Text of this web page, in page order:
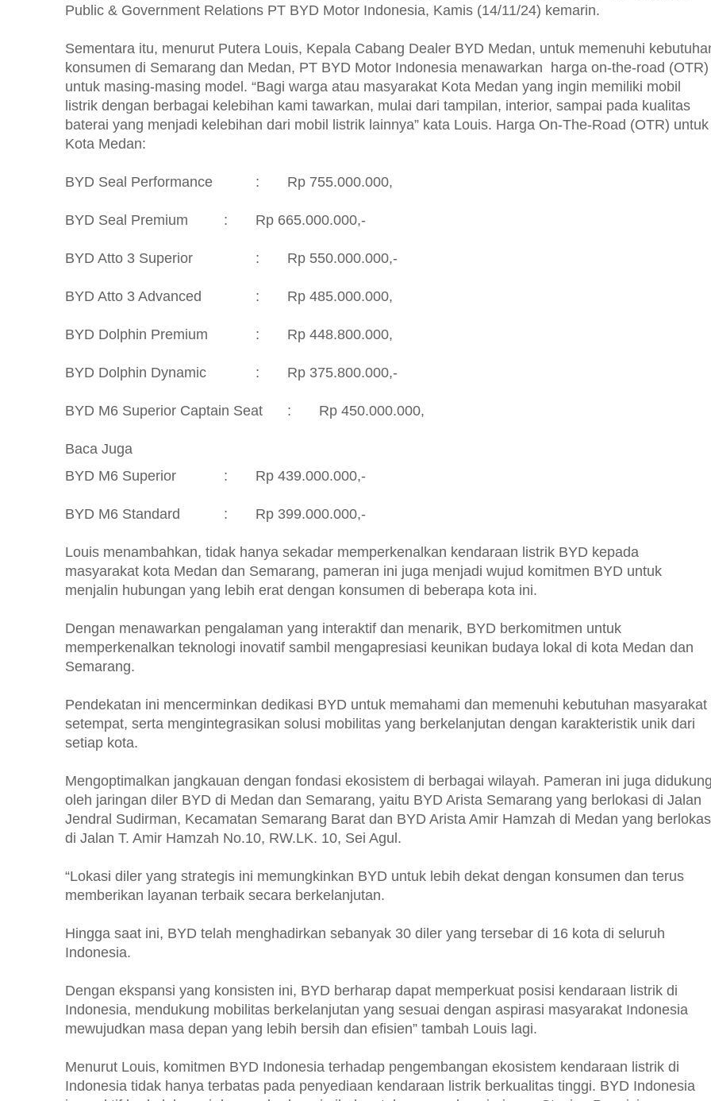
Public & Government Relations PT BYD Motor Indonesia, Kamis (14/11/24) kemarin.
Sementara itu, menurut Putera Louis, Kepala Cabang Dealer BYD Medan, untuk memenuhi
konsumen di Semarang dan Medan, PT BYD Motor Indonesia menawarkan harga on-the-road (OTR)
untuk masing-masing model. “Bagi warga atau masyarakat Kota Medan yang ingin memiliki mobil
listrik dengan berbagai kelebihan kami tawarkan, mulai dari tampilan, interior, sampai pada kualitas
baterai yang menjadi kelebihan dari mobil listrik lainnya” kata Louis. Harga On-The-Road (OTR) untuk
Kota Medan:
BYD Seal Performance : Rp 755.000.000,
BYD Seal Premium : Rp 665.000.000,-
BYD Atto 3 Superior : Rp 550.000.000,-
BYD Atto 3 Advanced : Rp 485.000.000,
BYD Dolphin Premium : Rp 448.800.000,
BYD Dolphin Dynamic : Rp 375.800.000,-
BYD M6 Superior Captain Seat : Rp 450.000.000,
Baca Juga
BYD M6 Superior
: Rp 439.000.000,-
BYD M6 Standard : Rp 399.000.000,-
Louis menambahkan, tidak hanya sekadar memperkenalkan kendaraan listrik BYD kepada
masyarakat kota Medan dan Semarang, pameran ini juga menjadi wujud komitmen BYD untuk
menjalin hubungan yang lebih erat dengan konsumen di beberapa kota ini.
Dengan menawarkan pengalaman yang interaktif dan menarik, BYD berkomitmen untuk
memperkenalkan teknologi inovatif sambil mengapresiasi keunikan budaya lokal di kota Medan dan
Semarang.
Pendekatan ini mencerminkan dedikasi BYD untuk memahami dan memenuhi kebutuhan masyarakat
setempat, serta mengintegrasikan solusi mobilitas yang berkelanjutan dengan karakteristik unik dari
setiap kota.
Mengoptimalkan jangkauan dengan fondasi ekosistem di berbagai wilayah. Pameran ini juga
oleh jaringan diler BYD di Medan dan Semarang, yaitu BYD Arista Semarang yang berlokasi di Jalan
Jendral Sudirman, Kecamatan Semarang Barat dan BYD Arista Amir Hamzah di Medan yang
di Jalan T. Amir Hamzah No.10, RW.LK. 10, Sei Agul.
“Lokasi diler yang strategis ini memungkinkan BYD untuk lebih dekat dengan konsumen dan terus
memberikan layanan terbaik secara berkelanjutan.
Hingga saat ini, BYD telah menghadirkan sebanyak 30 diler yang tersebar di 16 kota di seluruh
Indonesia.
Dengan ekspansi yang konsisten ini, BYD berharap dapat memperkuat posisi kendaraan listrik di
Indonesia, mendukung mobilitas berkelanjutan yang sesuai dengan aspirasi masyarakat Indonesia
mewujudkan masa depan yang lebih bersih dan efisien” tambah Louis lagi.
Menurut Louis, komitmen BYD Indonesia terhadap pengembangan ekosistem kendaraan listrik di
Indonesia tidak hanya terbatas pada penyediaan kendaraan listrik berkualitas tinggi. BYD Indonesia